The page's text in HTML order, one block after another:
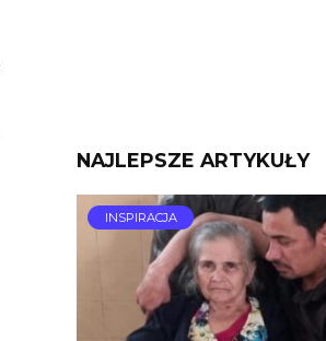
NAJLEPSZE ARTYKUŁY
INSPIRACJA